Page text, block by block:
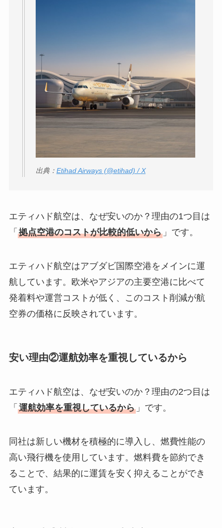
出典： Etihad Airways (@etihad) / X
エティハド航空は、なぜ安いのか？理由の1つ目は
「 拠点空港のコストが比較的低いから」です。
エティハド航空はアブダビ国際空港をメインに運
航しています。欧米やアジアの主要空港に比べて
発着料や運営コストが低く、このコスト削減が航
空券の価格に反映されています。
安い理由②運航効率を重視しているから
エティハド航空は、なぜ安いのか？理由の2つ目は
「 運航効率を重視しているから」です。
同社は新しい機材を積極的に導入し、燃費性能の
高い飛行機を使用しています。燃料費を節約でき
ることで、結果的に運賃を安く抑えることができ
ています。